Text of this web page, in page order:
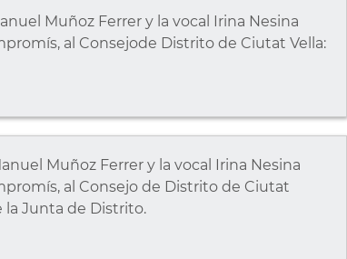
Muñoz Ferrer y la vocal Irina Nesina
al Consejode Distrito de Ciutat Vella:
Muñoz Ferrer y la vocal Irina Nesina
al Consejo de Distrito de Ciutat
la Junta de Distrito.